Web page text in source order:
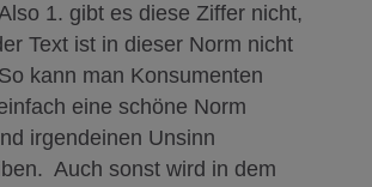
1. gibt es diese Ziffer nicht,
Text ist in dieser Norm nicht
kann man Konsumenten
eine schöne Norm
irgendeinen Unsinn
Auch sonst wird in dem